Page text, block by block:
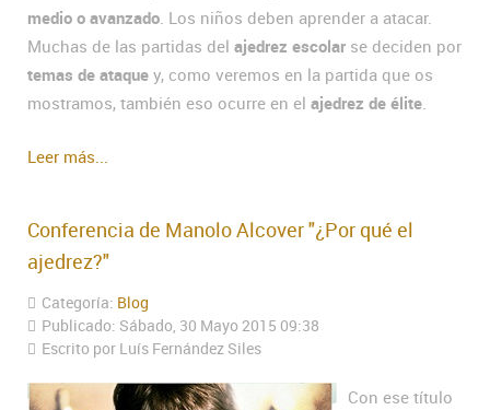
medio o avanzado. Los niños deben aprender a atacar.
Muchas de las partidas del ajedrez escolar se deciden por
temas de ataque y, como veremos en la partida que os
mostramos, también eso ocurre en el ajedrez de élite.
Leer más...
Conferencia de Manolo Alcover "¿Por qué el
ajedrez?"
Categoría: Blog
Publicado: Sábado, 30 Mayo 2015 09:38
Escrito por Luís Fernández Siles
Con ese título